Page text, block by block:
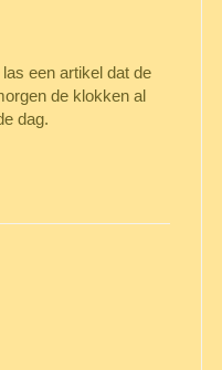
een artikel dat de
de klokken al
dag.